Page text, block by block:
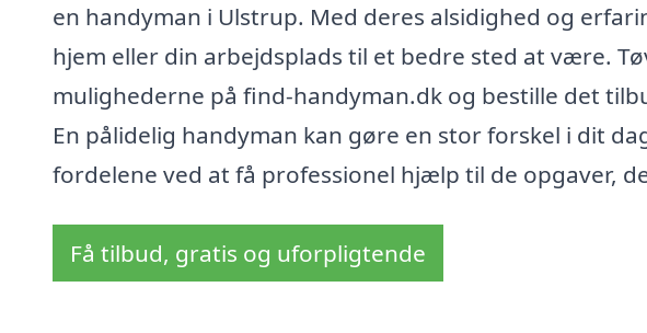
en handyman i Ulstrup. Med deres alsidighed og
hjem eller din arbejdsplads til et bedre sted at være.
mulighederne på find-handyman.dk og bestille det
En pålidelig handyman kan gøre en stor forskel i dit
fordelene ved at få professionel hjælp til de opgaver,
Få tilbud, gratis og uforpligtende